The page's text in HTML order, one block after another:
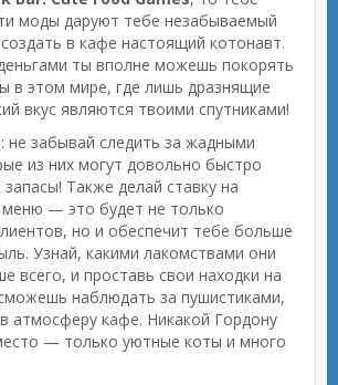
моды даруют тебе незабываемый
в кафе настоящий котонавт.
ты вполне можешь покорять
в этом мире, где лишь дразнящие
вкус являются твоими спутниками!
не забывай следить за жадными
из них могут довольно быстро
Также делай ставку на
меню — это будет не только
но и обеспечит тебе больше
Узнай, какими лакомствами они
всего, и проставь свои находки на
наблюдать за пушистиками,
атмосферу кафе. Никакой Гордону
— только уютные коты и много